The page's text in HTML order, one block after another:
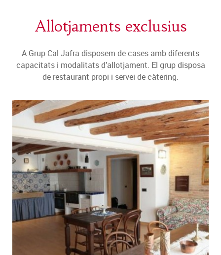
Allotjaments exclusius
A Grup Cal Jafra disposem de cases amb diferents
capacitats i modalitats d’allotjament. El grup disposa
de restaurant propi i servei de càtering.